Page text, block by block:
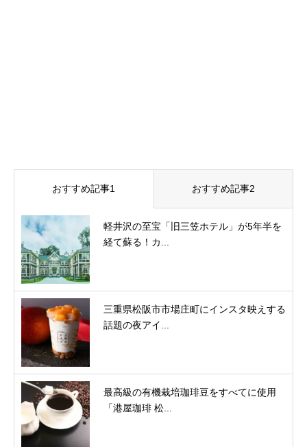
おすすめ記事1 おすすめ記事2
軽井沢の至宝「旧三笠ホテル」が5年半を
経て蘇る！カ...
三重県松阪市市場庄町にインスタ映えする
話題の夜アイ...
最高級の有機栽培珈琲豆をすべてに使用
「港屋珈琲 松...